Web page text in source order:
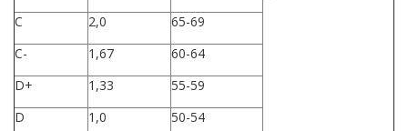
С
2,0
65-69
С-
1,67
60-64
D+
1,33
55-59
D
1,0
50-54